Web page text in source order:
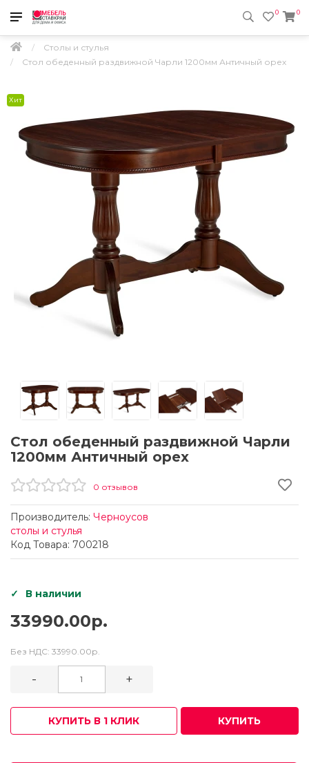
0
0
Столы и стулья
Стол обеденный раздвижной Чарли 1200мм Античный орех
Хит
Стол обеденный раздвижной Чарли
1200мм Античный орех
0 отзывов
Производитель: Черноусов
столы и стулья
Код Товара: 700218
В наличии
33990.00р.
Без НДС: 33990.00р.
- +
КУПИТЬ В 1 КЛИК КУПИТЬ